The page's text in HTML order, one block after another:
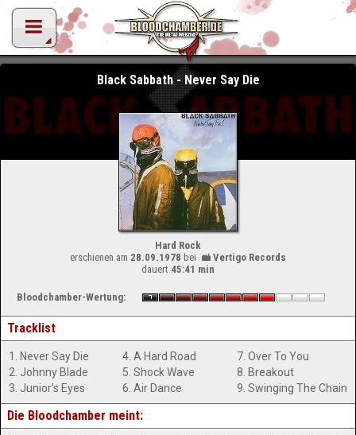
Black Sabbath - Never Say Die
Hard Rock
erschienen am 28.09.1978 bei
Vertigo Records
dauert 45:41 min
Bloodchamber-Wertung:
Tracklist
1. Never Say Die
2. Johnny Blade
3. Junior’s Eyes
4. A Hard Road
5. Shock Wave
6. Air Dance
7. Over To You
8. Breakout
9. Swinging The Chain
Die Bloodchamber meint: